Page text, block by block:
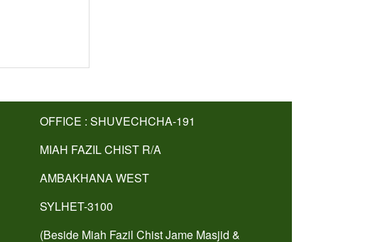
OFFICE : SHUVECHCHA-191
MIAH FAZIL CHIST R/A
AMBAKHANA WEST
SYLHET-3100
(Beside Miah Fazil Chist Jame Masjid &